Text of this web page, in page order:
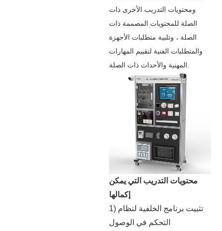
ومحتويات التدريب الأخرى ذات
الصلة للمحتويات المصممة ذات
الصلة ، وتلبية متطلبات الأجهزة
والمتطلبات الفنية لتقييم المهارات
محتويات التدريب التي يمكن
إكمالها
1) تثبيت برنامج الخلفية لنظام
التحكم في الوصول